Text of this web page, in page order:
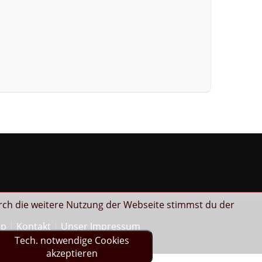
die weitere Nutzung der Webseite stimmst du der
Tech. notwendige Cookies
akzeptieren
Kontakt Unser Impressum